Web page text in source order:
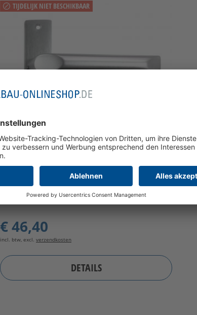
TIJDELIJK NIET BESCHIKBAAR
Handgreep van aluminium
€ 46,40
incl. btw, excl. verzendkosten
DETAILS